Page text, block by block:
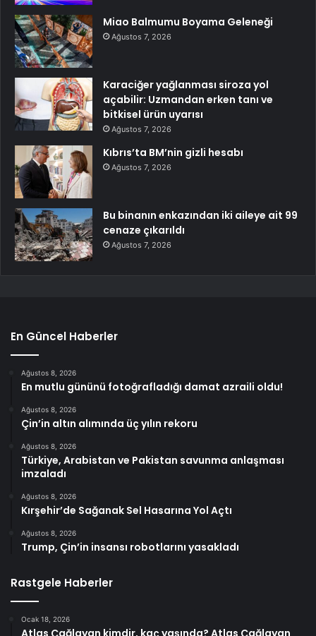
Miao Balmumu Boyama Geleneği
Ağustos 7, 2026
Karaciğer yağlanması siroza yol
açabilir: Uzmandan erken tanı ve
bitkisel ürün uyarısı
Ağustos 7, 2026
Kıbrıs’ta BM’nin gizli hesabı
Ağustos 7, 2026
Bu binanın enkazından iki aileye ait 99
cenaze çıkarıldı
Ağustos 7, 2026
En Güncel Haberler
Ağustos 8, 2026
En mutlu gününü fotoğrafladığı damat azraili oldu!
Ağustos 8, 2026
Çin’in altın alımında üç yılın rekoru
Ağustos 8, 2026
Türkiye, Arabistan ve Pakistan savunma anlaşması
imzaladı
Ağustos 8, 2026
Kırşehir’de Sağanak Sel Hasarına Yol Açtı
Ağustos 8, 2026
Trump, Çin’in insansı robotlarını yasakladı
Rastgele Haberler
Ocak 18, 2026